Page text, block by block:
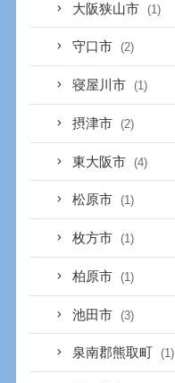
大阪狭山市 (1)
守口市 (2)
寝屋川市 (1)
摂津市 (2)
東大阪市 (4)
松原市 (1)
枚方市 (1)
柏原市 (1)
池田市 (3)
泉南郡熊取町 (1)